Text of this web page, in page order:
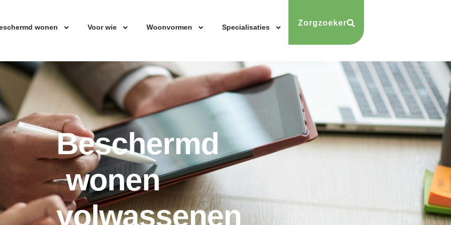
wonen Voor wie Woonvormen Specialisaties Zorgzoeker
Beschermd
wonen
volwassenen